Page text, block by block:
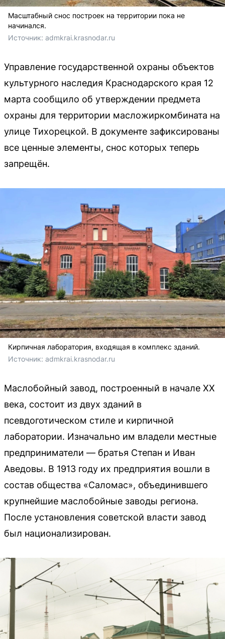
Масштабный снос построек на территории пока не
начинался.
Источник: admkrai.krasnodar.ru
Управление государственной охраны объектов
культурного наследия Краснодарского края 12
марта сообщило об утверждении предмета
охраны для территории масложиркомбината на
улице Тихорецкой. В документе зафиксированы
все ценные элементы, снос которых теперь
запрещён.
Кирпичная лаборатория, входящая в комплекс зданий.
Источник: admkrai.krasnodar.ru
Маслобойный завод, построенный в начале XX
века, состоит из двух зданий в
псевдоготическом стиле и кирпичной
лаборатории. Изначально им владели местные
предприниматели — братья Степан и Иван
Аведовы. В 1913 году их предприятия вошли в
состав общества «Саломас», объединившего
крупнейшие маслобойные заводы региона.
После установления советской власти завод
был национализирован.